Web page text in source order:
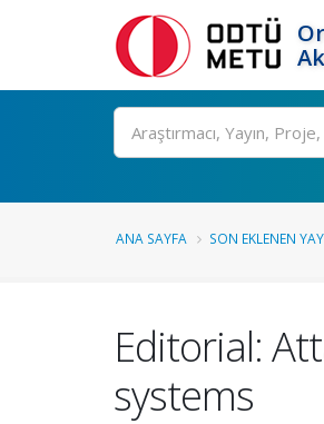
Ara
ANA SAYFA SON EKLENEN
Editorial:
systems